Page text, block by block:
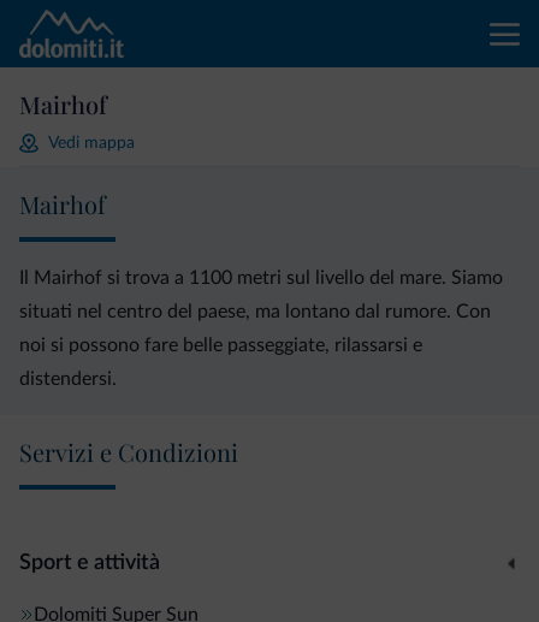
Mairhof
Vedi mappa
Mairhof
Il Mairhof si trova a 1100 metri sul livello del mare. Siamo
situati nel centro del paese, ma lontano dal rumore. Con
noi si possono fare belle passeggiate, rilassarsi e
distendersi.
Servizi e Condizioni
Sport e attività
Dolomiti Super Sun